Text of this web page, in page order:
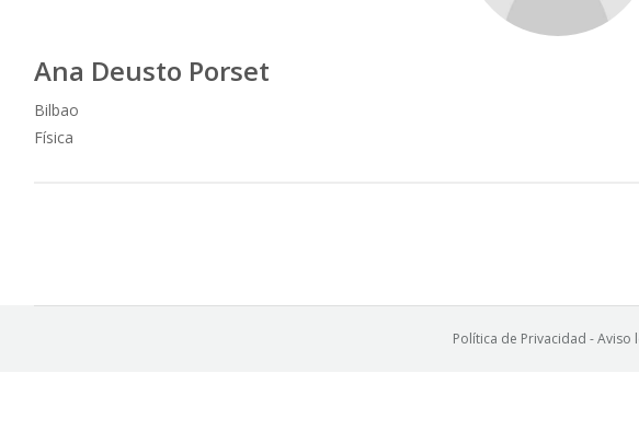
Ana Deusto Porset
Bilbao
Física
Política de Privacidad -Aviso